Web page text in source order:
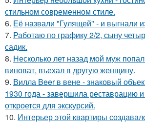
стильном современном стиле.
6. Её назвали "Гулящей" - и выгнали
7. Работаю по графику 2/2, сыну
садик.
8. Несколько лет назад мой муж
виноват, въехал в другую женщину.
9. Вилла Beer в вене - знаковый
1930 года - завершила реставрацию
откроется для экскурсий.
10. Интерьер этой квартиры